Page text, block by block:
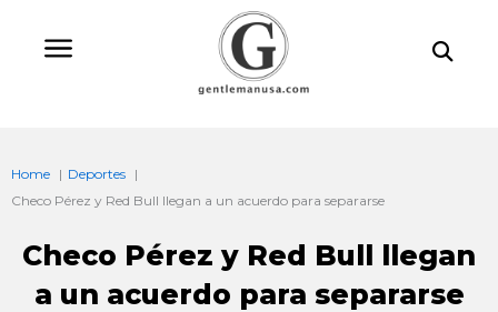
Home
Deportes
Checo Pérez y Red Bull llegan a un acuerdo para separarse
Checo Pérez y Red Bull llegan
a un acuerdo para separarse